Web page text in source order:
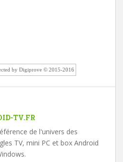
by Digiprove © 2015-2016
TV.FR
de l'univers des
TV, mini PC et box Android